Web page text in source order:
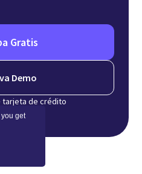
get
Gratis
Demo
tarjeta de crédito